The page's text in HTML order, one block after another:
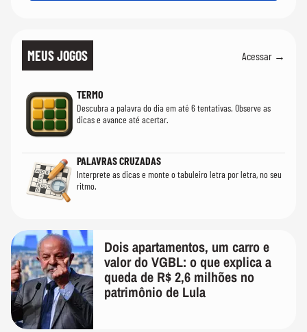
MEUS JOGOS Acessar →
TERMO
Descubra a palavra do dia em até 6 tentativas. Observe as
dicas e avance até acertar.
PALAVRAS CRUZADAS
Interprete as dicas e monte o tabuleiro letra por letra, no seu
ritmo.
Dois apartamentos, um carro e
valor do VGBL: o que explica a
queda de R$ 2,6 milhões no
patrimônio de Lula